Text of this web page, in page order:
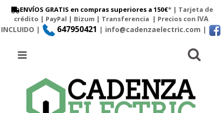
ENVÍOS GRATIS en compras superiores a 150€* | Tarjeta de
crédito | PayPal | Bizum | Transferencia | Precios con IVA
INCLUIDO |
647950421 | info@cadenzaelectric.com |
Menú